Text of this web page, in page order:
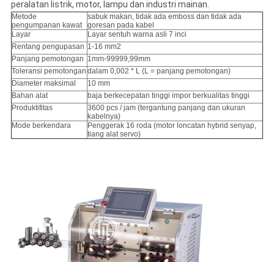
peralatan listrik, motor, lampu dan industri mainan.
Metode
pengumpanan kawat
sabuk makan, tidak ada emboss dan tidak ada
goresan pada kabel
Layar
Layar sentuh warna asli 7 inci
Rentang pengupasan 1-16 mm2
Panjang pemotongan 1mm-99999,99mm
Toleransi pemotongan dalam 0,002 * L (L = panjang pemotongan)
Diameter maksimal
10 mm
Bahan alat
baja berkecepatan tinggi impor berkualitas tinggi
Produktifitas
3600 pcs / jam (tergantung panjang dan ukuran
kabelnya)
Mode berkendara
Penggerak 16 roda (motor loncatan hybrid senyap,
tiang alat servo)